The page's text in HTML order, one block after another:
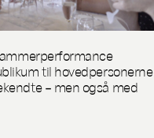
til hovedpersonerne
– men også med